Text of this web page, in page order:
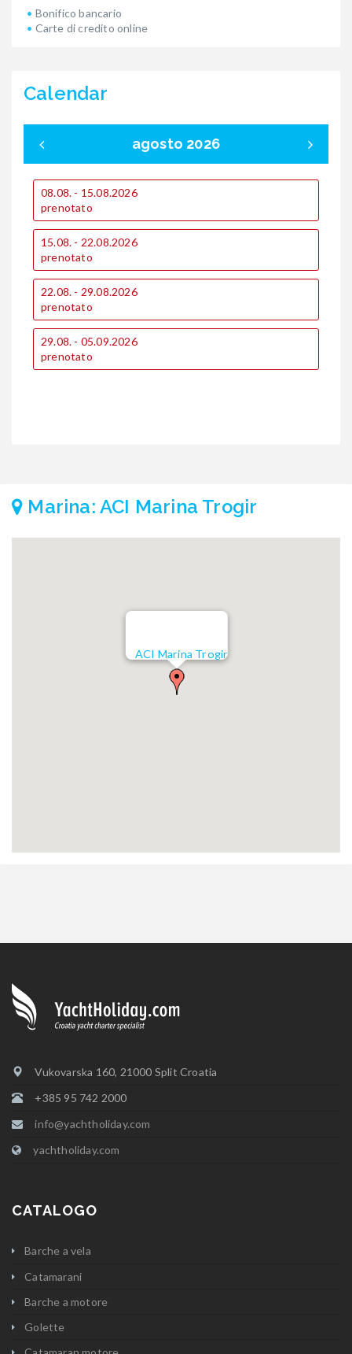
Bonifico bancario
Carte di credito online
Calendar
agosto 2026
08.08. - 15.08.2026
prenotato
15.08. - 22.08.2026
prenotato
22.08. - 29.08.2026
prenotato
29.08. - 05.09.2026
prenotato
Marina: ACI Marina Trogir
ACI Marina Trogir
Vukovarska 160, 21000 Split Croatia
+385 95 742 2000
info@yachtholiday.com
yachtholiday.com
CATALOGO
Barche a vela
Catamarani
Barche a motore
Golette